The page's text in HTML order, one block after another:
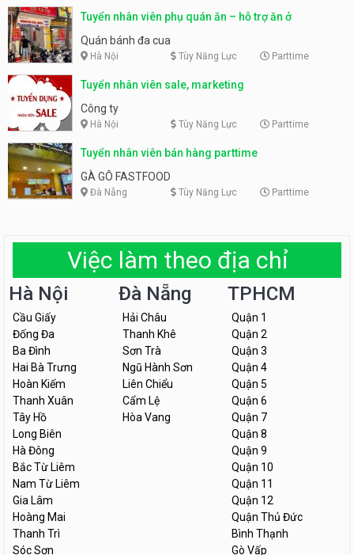
Tuyển nhân viên phụ quán ăn – hỗ trợ ăn ở
Quán bánh đa cua
Hà Nội Tùy Năng Lực Parttime
Tuyển nhân viên sale, marketing
Công ty
Hà Nội Tùy Năng Lực Parttime
Tuyển nhân viên bán hàng parttime
GÀ GÔ FASTFOOD
Đà Nẵng Tùy Năng Lực Parttime
Việc làm theo địa chỉ
Hà Nội
Cầu Giấy
Đống Đa
Ba Đình
Hai Bà Trưng
Hoàn Kiếm
Thanh Xuân
Tây Hồ
Long Biên
Hà Đông
Bắc Từ Liêm
Nam Từ Liêm
Gia Lâm
Hoàng Mai
Thanh Trì
Sóc Sơn
Đà Nẵng
Hải Châu
Thanh Khê
Sơn Trà
Ngũ Hành Sơn
Liên Chiểu
Cẩm Lệ
Hòa Vang
TPHCM
Quận 1
Quận 2
Quận 3
Quận 4
Quận 5
Quận 6
Quận 7
Quận 8
Quận 9
Quận 10
Quận 11
Quận 12
Quận Thủ Đức
Bình Thạnh
Gò Vấp